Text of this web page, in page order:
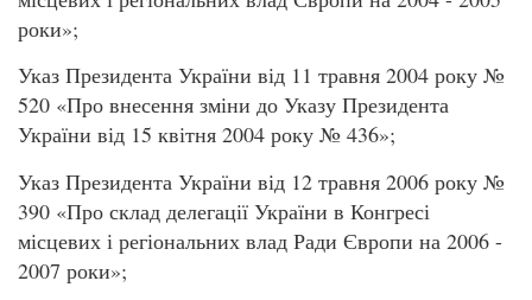
роки»;
Указ Президента України від 11 травня 2004 року №
520 «Про внесення зміни до Указу Президента
України від 15 квітня 2004 року № 436»;
Указ Президента України від 12 травня 2006 року №
390 «Про склад делегації України в Конгресі
місцевих і регіональних влад Ради Європи на 2006 -
2007 роки»;